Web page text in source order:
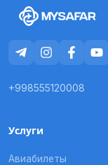
+998555120008
Услуги
Авиабилеты